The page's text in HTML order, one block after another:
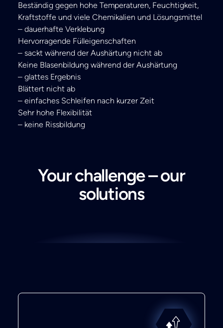
Beständig gegen hohe Temperaturen, Feuchtigkeit,
Kraftstoffe und viele Chemikalien und Lösungsmittel
– dauerhafte Verklebung
Hervorragende Fülleigenschaften
– sackt während der Aushärtung nicht ab
Keine Blasenbildung während der Aushärtung
– glattes Ergebnis
Blättert nicht ab
– einfaches Schleifen nach kurzer Zeit
Sehr hohe Flexibilität
– keine Rissbildung
Your challenge – our
solutions